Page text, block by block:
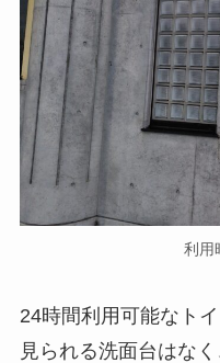
利用
24時間利用可能なト
見られる洗面台はな